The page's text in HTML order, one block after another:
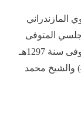
المازندراني
المجلسي المتوفى
سنة 1111 هـ (2) والميرزا محمد تقي سبهر المتوفى سنة 1297هـ
(3) والشيخ عبد الله البحراني تلميذ المجلسي (4) والشيخ محمد